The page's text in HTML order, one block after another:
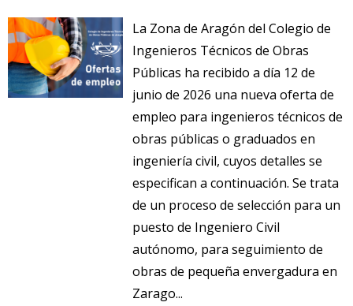
La Zona de Aragón del Colegio de
Ingenieros Técnicos de Obras
Públicas ha recibido a día 12 de
junio de 2026 una nueva oferta de
empleo para ingenieros técnicos de
obras públicas o graduados en
ingeniería civil, cuyos detalles se
especifican a continuación. Se trata
de un proceso de selección para un
puesto de Ingeniero Civil
autónomo, para seguimiento de
obras de pequeña envergadura en
Zarago...